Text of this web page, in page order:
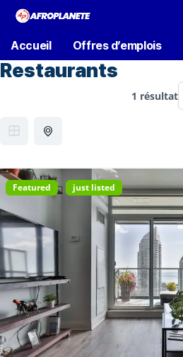
Accueil Offres d’emplois
Restaurants
1 résultat
Featured just listed